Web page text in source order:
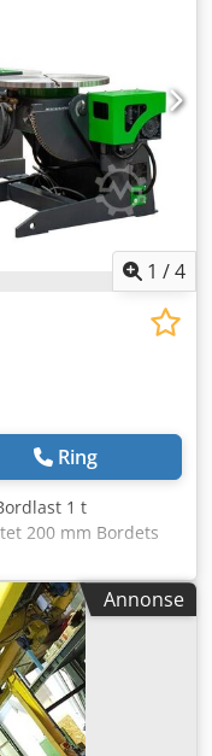
1 /4
Ring
1 t
200 mm Bordets
2000 Nm
ca. 1,5 x 1,020 x 0,9
i D-HB-serien
konstruksjon og
sveiseoperasjoner.
mulig -
posisjonering og
Annonse